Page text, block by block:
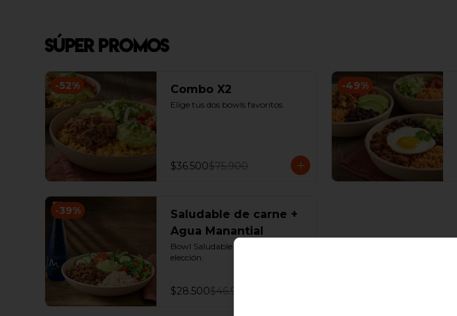
Súper Promos
-52% Combo X2
Elige tus dos bowls favoritos.
$36.500$75.900
-49%
-39%
Saludable de carne +
Agua Manantial
Bowl Saludable de Carne + Agua a
elección.
$28.500$46.900